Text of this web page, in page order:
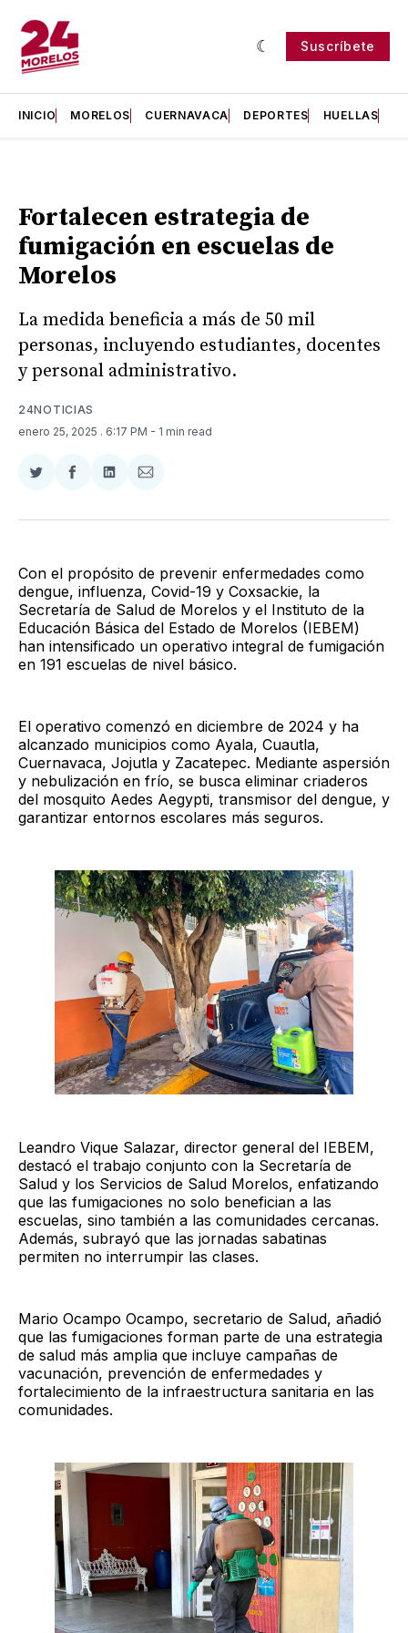
Suscríbete
INICIO MORELOS CUERNAVACA DEPORTES HUELLAS
Fortalecen estrategia de
fumigación en escuelas de
Morelos
La medida beneficia a más de 50 mil
personas, incluyendo estudiantes, docentes
y personal administrativo.
24NOTICIAS
enero 25, 2025 . 6:17 PM - 1 min read
Compartir
Twitter
Compartir
Facebook
Compartir
LinkedIn
Compartir
Email
Con el propósito de prevenir enfermedades como
dengue, influenza, Covid-19 y Coxsackie, la
Secretaría de Salud de Morelos y el Instituto de la
Educación Básica del Estado de Morelos (IEBEM)
han intensificado un operativo integral de fumigación
en 191 escuelas de nivel básico.
El operativo comenzó en diciembre de 2024 y ha
alcanzado municipios como Ayala, Cuautla,
Cuernavaca, Jojutla y Zacatepec. Mediante aspersión
y nebulización en frío, se busca eliminar criaderos
del mosquito Aedes Aegypti, transmisor del dengue, y
garantizar entornos escolares más seguros.
Leandro Vique Salazar, director general del IEBEM,
destacó el trabajo conjunto con la Secretaría de
Salud y los Servicios de Salud Morelos, enfatizando
que las fumigaciones no solo benefician a las
escuelas, sino también a las comunidades cercanas.
Además, subrayó que las jornadas sabatinas
permiten no interrumpir las clases.
Mario Ocampo Ocampo, secretario de Salud, añadió
que las fumigaciones forman parte de una estrategia
de salud más amplia que incluye campañas de
vacunación, prevención de enfermedades y
fortalecimiento de la infraestructura sanitaria en las
comunidades.